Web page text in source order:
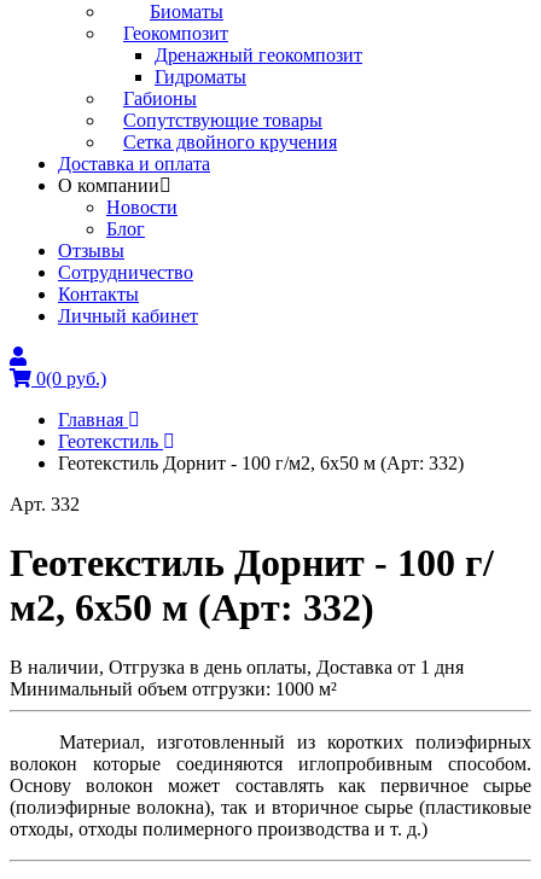
Биоматы
Геокомпозит
Дренажный геокомпозит
Гидроматы
Габионы
Сопутствующие товары
Сетка двойного кручения
Доставка и оплата
О компании
Новости
Блог
Отзывы
Сотрудничество
Контакты
Личный кабинет
0(0 руб.)
Главная
Геотекстиль
Геотекстиль Дорнит - 100 г/м2, 6x50 м (Арт: 332)
Арт. 332
Геотекстиль Дорнит - 100 г/
м2, 6x50 м (Арт: 332)
В наличии, Отгрузка в день оплаты, Доставка от 1 дня
Минимальный объем отгрузки: 1000 м²
Материал, изготовленный из коротких полиэфирных
волокон которые соединяются иглопробивным способом.
Основу волокон может составлять как первичное сырье
(полиэфирные волокна), так и вторичное сырье (пластиковые
отходы, отходы полимерного производства и т. д.)